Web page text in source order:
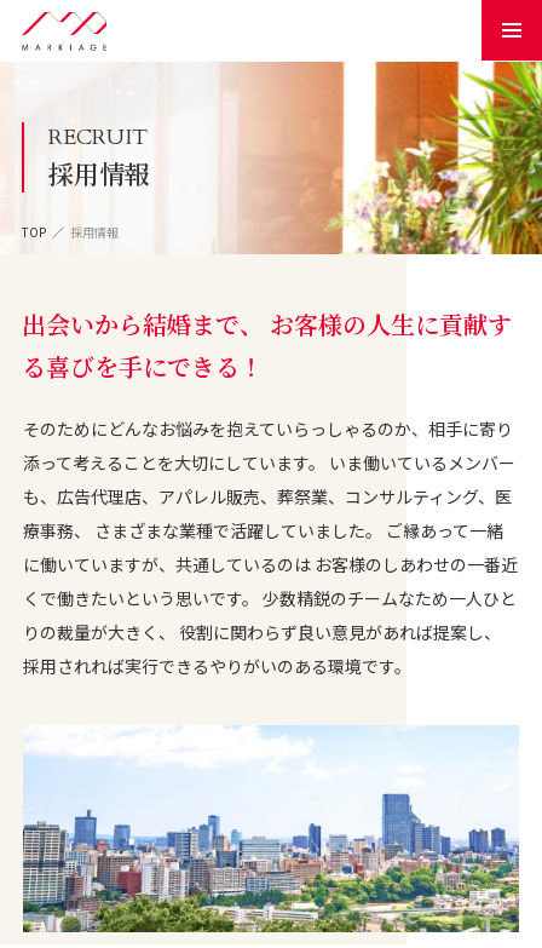
RECRUIT
採用情報
TOP 採用情報
出会いから結婚まで、 お客様の人生に貢献す
る喜びを手にできる！
そのためにどんなお悩みを抱えていらっしゃるのか、相手に寄り
添って考えることを大切にしています。 いま働いているメンバー
も、広告代理店、アパレル販売、葬祭業、コンサルティング、医
療事務、 さまざまな業種で活躍していました。 ご縁あって一緒
に働いていますが、共通しているのは お客様のしあわせの一番近
くで働きたいという思いです。 少数精鋭のチームなため一人ひと
りの裁量が大きく、 役割に関わらず良い意見があれば提案し、
採用されれば実行できるやりがいのある環境です。